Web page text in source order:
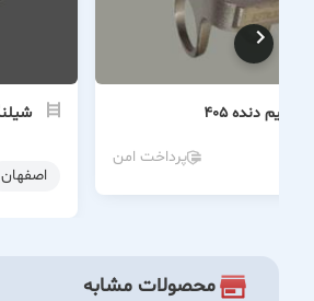
دنده ۴۰۵
پرداخت امن
اصفهان
محصولات مشابه